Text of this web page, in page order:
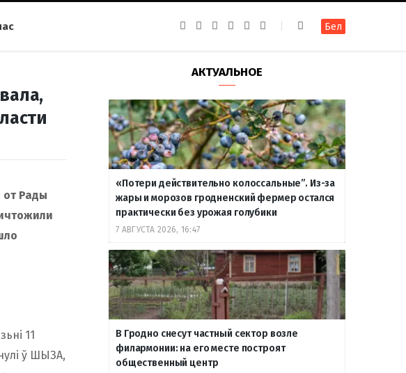
k
a
g
a
m
g
r
a
m
u
b
т
е
Бел
Рады
11
ў ШЫЗА,
АКТУАЛЬНОЕ
«Потери действительно колоссальные”. Из-за
жары и морозов гродненский фермер остался
практически без урожая голубики
7 АВГУСТА 2026, 16:47
В Гродно снесут частный сектор возле
филармонии: на его месте построят
общественный центр